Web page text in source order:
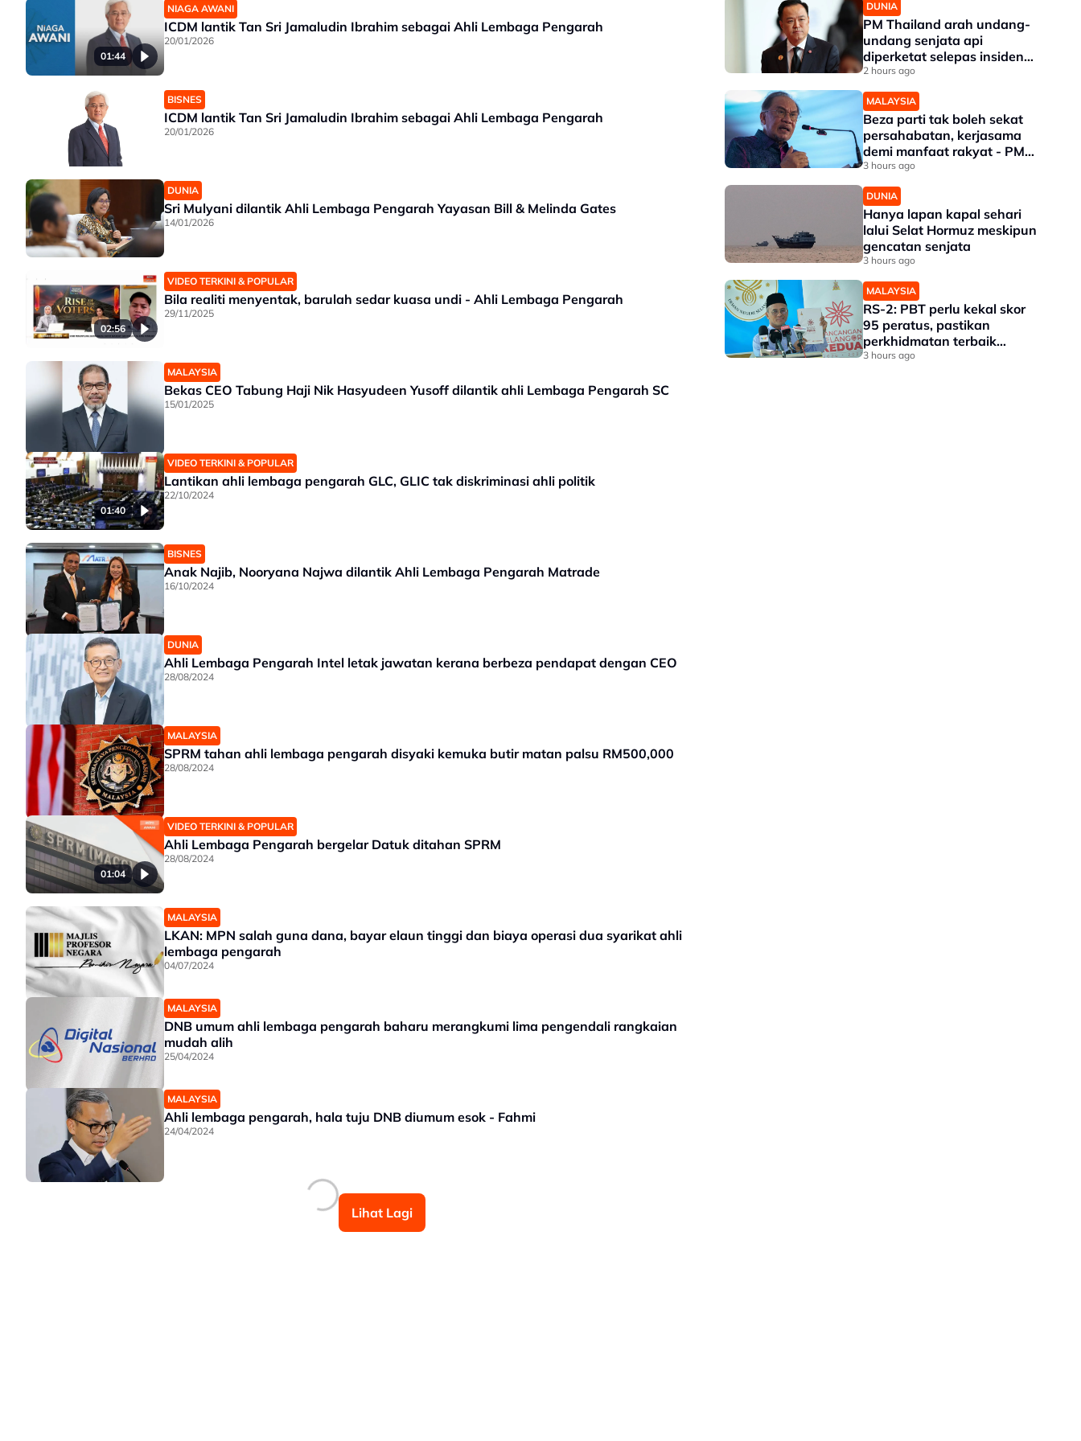
01:44
NIAGA AWANI
ICDM lantik Tan Sri Jamaludin Ibrahim sebagai Ahli Lembaga Pengarah
20/01/2026
BISNES
ICDM lantik Tan Sri Jamaludin Ibrahim sebagai Ahli Lembaga Pengarah
20/01/2026
DUNIA
Sri Mulyani dilantik Ahli Lembaga Pengarah Yayasan Bill & Melinda Gates
14/01/2026
02:56
VIDEO TERKINI & POPULAR
Bila realiti menyentak, barulah sedar kuasa undi - Ahli Lembaga Pengarah
29/11/2025
MALAYSIA
Bekas CEO Tabung Haji Nik Hasyudeen Yusoff dilantik ahli Lembaga Pengarah SC
15/01/2025
01:40
VIDEO TERKINI & POPULAR
Lantikan ahli lembaga pengarah GLC, GLIC tak diskriminasi ahli politik
22/10/2024
BISNES
Anak Najib, Nooryana Najwa dilantik Ahli Lembaga Pengarah Matrade
16/10/2024
DUNIA
Ahli Lembaga Pengarah Intel letak jawatan kerana berbeza pendapat dengan CEO
28/08/2024
MALAYSIA
SPRM tahan ahli lembaga pengarah disyaki kemuka butir matan palsu RM500,000
28/08/2024
01:04
VIDEO TERKINI & POPULAR
Ahli Lembaga Pengarah bergelar Datuk ditahan SPRM
28/08/2024
MALAYSIA
LKAN: MPN salah guna dana, bayar elaun tinggi dan biaya operasi dua syarikat ahli
lembaga pengarah
04/07/2024
MALAYSIA
DNB umum ahli lembaga pengarah baharu merangkumi lima pengendali rangkaian
mudah alih
25/04/2024
MALAYSIA
Ahli lembaga pengarah, hala tuju DNB diumum esok - Fahmi
24/04/2024
Lihat Lagi
DUNIA
PM Thailand arah undang-
undang senjata api
diperketat selepas insiden
tembakan di sekolah
2 hours ago
MALAYSIA
Beza parti tak boleh sekat
persahabatan, kerjasama
demi manfaat rakyat - PM
Anwar
3 hours ago
DUNIA
Hanya lapan kapal sehari
lalui Selat Hormuz meskipun
gencatan senjata
3 hours ago
MALAYSIA
RS-2: PBT perlu kekal skor
95 peratus, pastikan
perkhidmatan terbaik
kepada rakyat - Amirudin
3 hours ago